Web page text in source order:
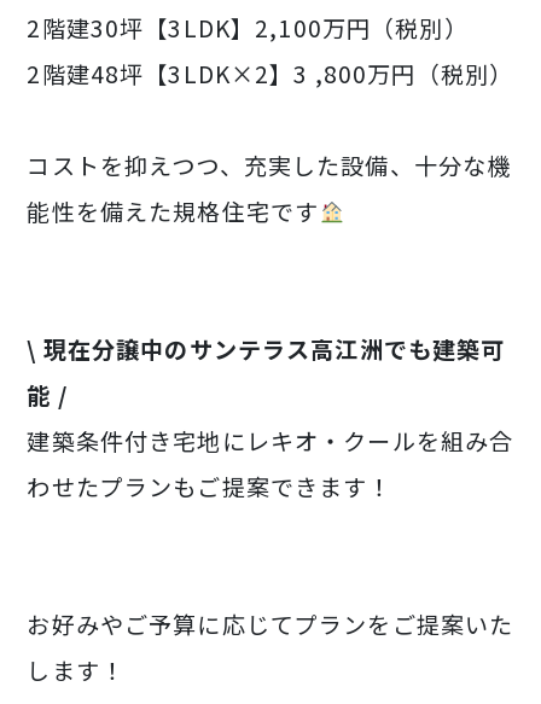
2階建30坪【3LDK】2,100万円（税別）
2階建48坪【3LDK×2】3 ,800万円（税別）
コストを抑えつつ、充実した設備、十分な機
能性を備えた規格住宅です
\ 現在分譲中のサンテラス高江洲でも建築可
能 /
建築条件付き宅地にレキオ・クールを組み合
わせたプランもご提案できます！
お好みやご予算に応じてプランをご提案いた
します！